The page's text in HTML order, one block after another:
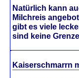
Natürlich kann
Milchreis
gibt es viele
sind keine
Kaiserschmarrn